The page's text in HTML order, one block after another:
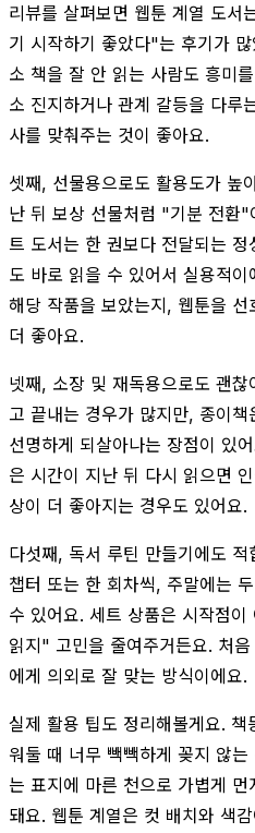
리뷰를 살펴보면 웹툰 계열 도서
기 시작하기 좋았다"는 후기가
소 책을 잘 안 읽는 사람도 흥미
소 진지하거나 관계 갈등을 다루
사를 맞춰주는 것이 좋아요.
셋째, 선물용으로도 활용도가 높
난 뒤 보상 선물처럼 "기분 전환
트 도서는 한 권보다 전달되는
도 바로 읽을 수 있어서 실용적
해당 작품을 보았는지, 웹툰을
더 좋아요.
넷째, 소장 및 재독용으로도 괜
고 끝내는 경우가 많지만, 종이
선명하게 되살아나는 장점이 있
은 시간이 지난 뒤 다시 읽으면
상이 더 좋아지는 경우도 있어요.
다섯째, 독서 루틴 만들기에도
챕터 또는 한 회차씩, 주말에는
수 있어요. 세트 상품은 시작점
읽지" 고민을 줄여주거든요. 처
에게 의외로 잘 맞는 방식이에요.
실제 활용 팁도 정리해볼게요.
워둘 때 너무 빽빽하게 꽂지 않
는 표지에 마른 천으로 가볍게
돼요. 웹툰 계열은 컷 배치와 색